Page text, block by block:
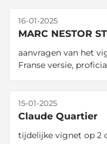
MARC NESTOR
16-01-2025
aanvragen van het
Franse versie,
Claude Quartier
15-01-2025
tijdelijke vignet op 2